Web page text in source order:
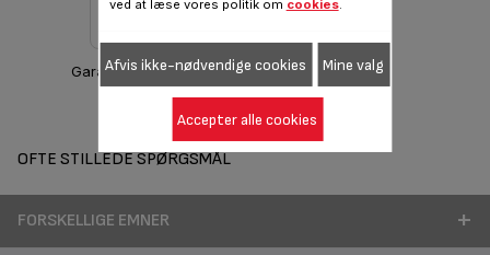
Garantioplysninger
OFTE STILLEDE SPØRGSMÅL
FORSKELLIGE EMNER
ved at læse vores politik om cookies.
Afvis ikke-nødvendige cookies Mine valg
Accepter alle cookies